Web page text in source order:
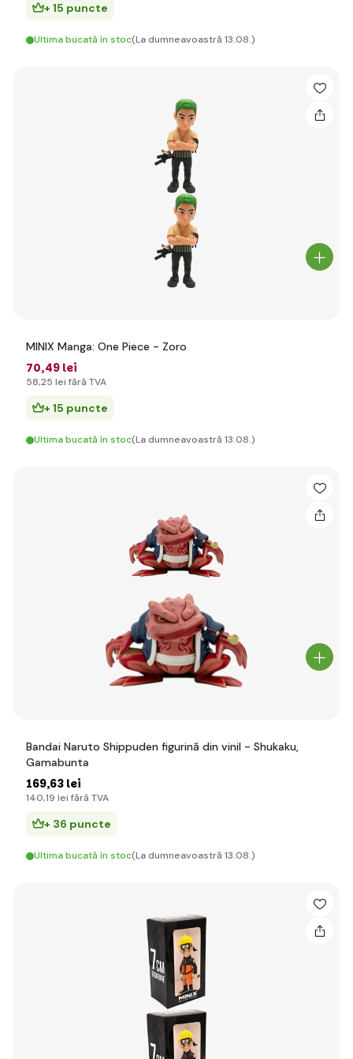
+ 15 puncte
Ultima bucată în stoc(La dumneavoastră 13.08.)
MINIX Manga: One Piece - Zoro
70,49 lei
58,25 lei fără TVA
+ 15 puncte
Ultima bucată în stoc(La dumneavoastră 13.08.)
Bandai Naruto Shippuden figurină din vinil - Shukaku,
Gamabunta
169,63 lei
140,19 lei fără TVA
+ 36 puncte
Ultima bucată în stoc(La dumneavoastră 13.08.)